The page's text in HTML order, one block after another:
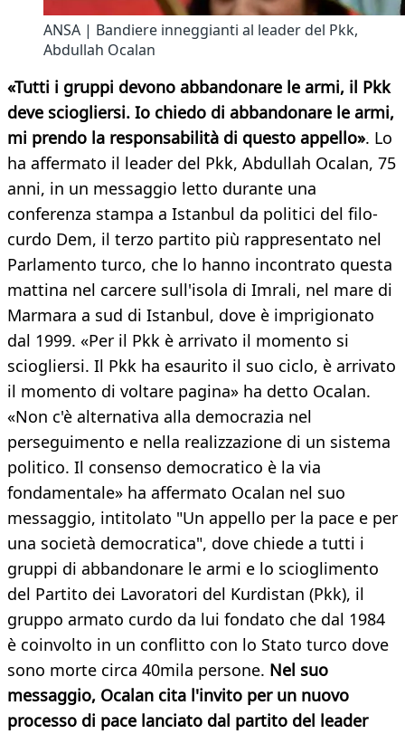
ANSA | Bandiere inneggianti al leader del Pkk,
Abdullah Ocalan
«Tutti i gruppi devono abbandonare le armi, il Pkk
deve sciogliersi. Io chiedo di abbandonare le armi,
mi prendo la responsabilità di questo appello». Lo
ha affermato il leader del Pkk, Abdullah Ocalan, 75
anni, in un messaggio letto durante una
conferenza stampa a Istanbul da politici del filo-
curdo Dem, il terzo partito più rappresentato nel
Parlamento turco, che lo hanno incontrato questa
mattina nel carcere sull'isola di Imrali, nel mare di
Marmara a sud di Istanbul, dove è imprigionato
dal 1999. «Per il Pkk è arrivato il momento si
sciogliersi. Il Pkk ha esaurito il suo ciclo, è arrivato
il momento di voltare pagina» ha detto Ocalan.
«Non c'è alternativa alla democrazia nel
perseguimento e nella realizzazione di un sistema
politico. Il consenso democratico è la via
fondamentale» ha affermato Ocalan nel suo
messaggio, intitolato "Un appello per la pace e per
una società democratica", dove chiede a tutti i
gruppi di abbandonare le armi e lo scioglimento
del Partito dei Lavoratori del Kurdistan (Pkk), il
gruppo armato curdo da lui fondato che dal 1984
è coinvolto in un conflitto con lo Stato turco dove
sono morte circa 40mila persone. Nel suo
messaggio, Ocalan cita l'invito per un nuovo
processo di pace lanciato dal partito del leader